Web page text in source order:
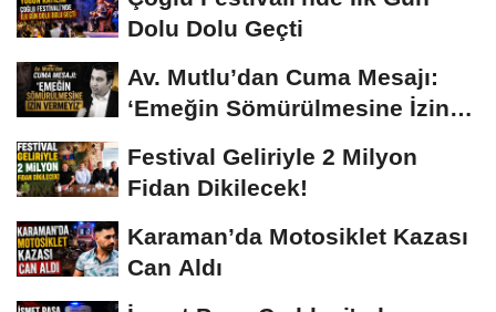
Dolu Dolu Geçti
Av. Mutlu’dan Cuma Mesajı:
‘Emeğin Sömürülmesine İzin
Festival Geliriyle 2 Milyon
Fidan Dikilecek!
Karaman’da Motosiklet Kazası
Can Aldı